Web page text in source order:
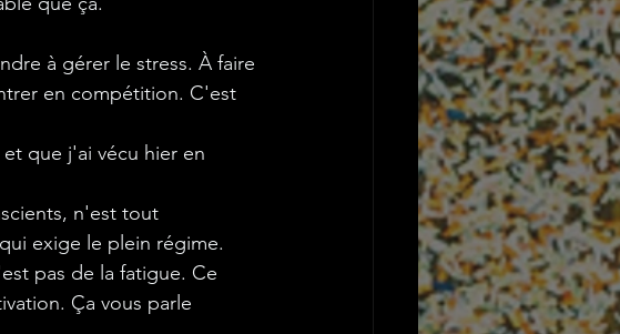
à gérer le stress. À faire
en compétition. C'est
que j'ai vécu hier en
n'est tout
exige le plein régime.
pas de la fatigue. Ce
Ça vous parle